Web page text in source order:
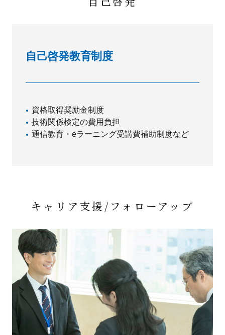
自己啓発教育制度
資格取得奨励金制度
技術関係検定の費用負担
通信教育・eラーニング受講費補助制度など
キャリア支援/フォローアップ